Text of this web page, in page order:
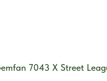
7043 X Street